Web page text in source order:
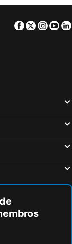
and Capitol Hill
Stadium
Facebook
Twitter